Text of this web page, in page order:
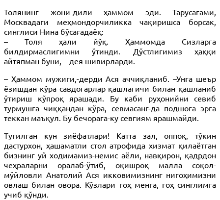
Толянинг жони-дили ҳаммом эди. Тарусагами,
Москвадаги меҳмондорчиликка чақиришса борсак,
синглиси Нина бўсағадаёқ:
– Толя ҳали йўқ. Ҳаммомда Сизларга
билдирмаслигимни ўтинди. Дўстлигимиз ҳаққи
айтяпман буни, – дея шивирларди.
– Ҳаммом мужиги,-дерди Ася аччиқланиб. –Унга шеър
ёзишдан кўра савдогарлар қашлагичи билан қашланиб
ўтириш кўпроқ ярашади. Бу каби руҳонийни севиб
турмушга чиққандан кўра, севмасанг-да подшога эрга
теккан маъқул. Бу бечорага-ку севгиям ярашмайди.
Туғилган кун зиёфатлари! Катта зал, оппоқ, тўкин
дастурхон, ҳашаматли стол атрофида хизмат қилаётган
бизнинг уй ходимамиз-немис аёли, навқирон, қадрдон
чеҳраларни оралаб-ўтиб, оқишроқ малла соқол-
мўйловли Анатолий Ася икковимизнинг нигоҳимизни
овлаш билан овора. Кўзлари гоҳ менга, гоҳ синглимга
учиб қўнди.